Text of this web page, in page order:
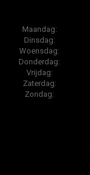
Maandag:
Dinsdag:
Woensdag:
Donderdag:
Vrijdag:
Zaterdag:
Zondag: